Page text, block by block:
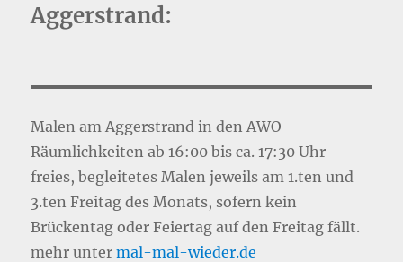
Aggerstrand:
Malen am Aggerstrand in den AWO-
Räumlichkeiten ab 16:00 bis ca. 17:30 Uhr
freies, begleitetes Malen jeweils am 1.ten und
3.ten Freitag des Monats, sofern kein
Brückentag oder Feiertag auf den Freitag fällt.
mehr untermal-mal-wieder.de